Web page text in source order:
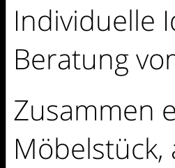
Individuelle
Beratung
Zusammen
Möbelstück,